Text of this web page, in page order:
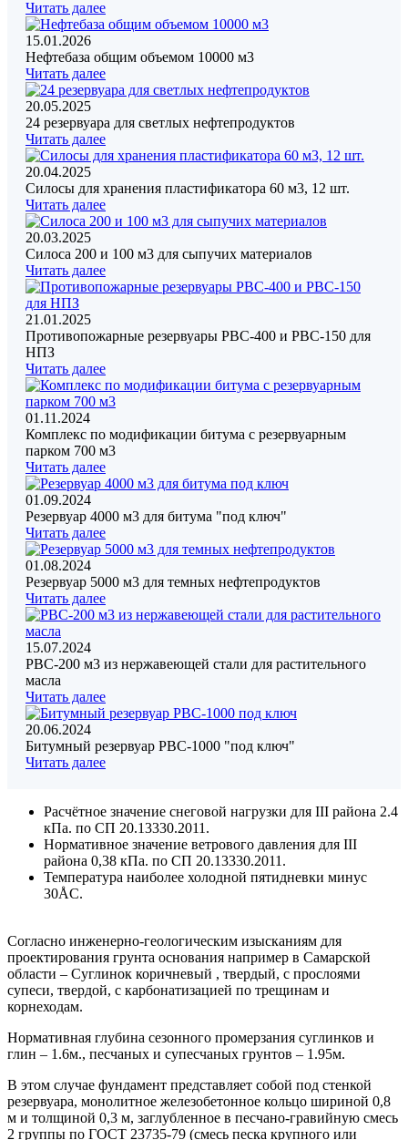
Читать далее
15.01.2026
Нефтебаза общим объемом 10000 м3
Читать далее
20.05.2025
24 резервуара для светлых нефтепродуктов
Читать далее
20.04.2025
Силосы для хранения пластификатора 60 м3, 12 шт.
Читать далее
20.03.2025
Силоса 200 и 100 м3 для сыпучих материалов
Читать далее
21.01.2025
Противопожарные резервуары РВС-400 и РВС-150 для
НПЗ
Читать далее
01.11.2024
Комплекс по модификации битума с резервуарным
парком 700 м3
Читать далее
01.09.2024
Резервуар 4000 м3 для битума "под ключ"
Читать далее
01.08.2024
Резервуар 5000 м3 для темных нефтепродуктов
Читать далее
15.07.2024
РВС-200 м3 из нержавеющей стали для растительного
масла
Читать далее
20.06.2024
Битумный резервуар РВС-1000 "под ключ"
Читать далее
Расчётное значение снеговой нагрузки для III района 2.4
кПа. по СП 20.13330.2011.
Нормативное значение ветрового давления для III
района 0,38 кПа. по СП 20.13330.2011.
Температура наиболее холодной пятидневки минус
30ÅС.
Согласно инженерно-геологическим изысканиям для
проектирования грунта основания например в Самарской
области – Суглинок коричневый , твердый, с прослоями
супеси, твердой, с карбонатизацией по трещинам и
корнеходам.
Нормативная глубина сезонного промерзания суглинков и
глин – 1.6м., песчаных и супесчаных грунтов – 1.95м.
В этом случае фундамент представляет собой под стенкой
резервуара, монолитное железобетонное кольцо шириной 0,8
м и толщиной 0,3 м, заглубленное в песчано-гравийную смесь
2 группы по ГОСТ 23735-79 (смесь песка крупного или